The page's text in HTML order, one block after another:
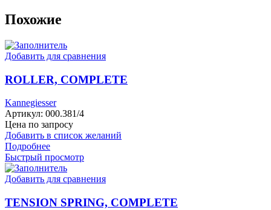
Похожие
Добавить для сравнения
ROLLER, COMPLETE
Kannegiesser
Артикул: 000.381/4
Цена по запросу
Добавить в список желаний
Подробнее
Быстрый просмотр
Добавить для сравнения
TENSION SPRING, COMPLETE